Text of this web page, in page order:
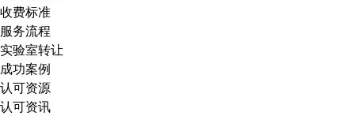
收费标准
服务流程
实验室转让
成功案例
认可资源
认可资讯